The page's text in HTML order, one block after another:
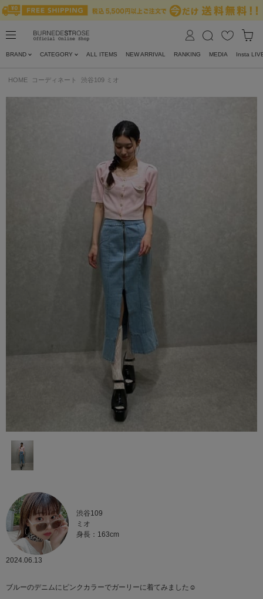
BRAND CATEGORY ALL ITEMS NEW ARRIVAL RANKING MEDIA Insta
HOME コーディネート 渋谷109 ミオ
渋谷109
ミオ
身長：163cm
2024.06.13
ブルーのデニムにピンクカラーでガーリーに着てみました☺︎